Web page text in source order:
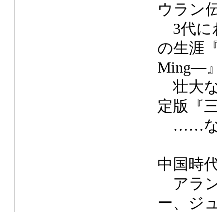
ウラン
3代に
の生涯
Ming―
壮大
定版『
……な
中国時
アラ
ー、ジ